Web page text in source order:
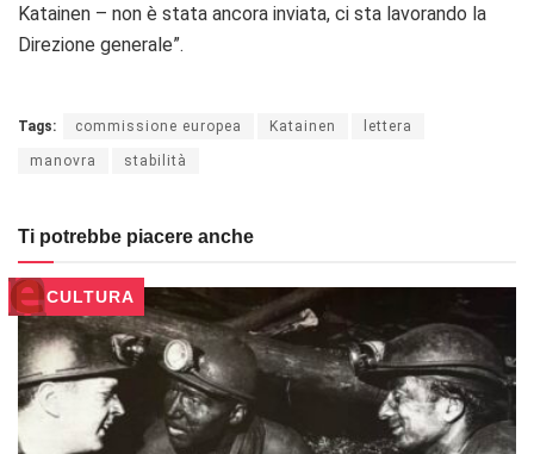
Katainen – non è stata ancora inviata, ci sta lavorando la
Direzione generale”.
Tags: commissione europea Katainen lettera
manovra stabilità
Ti potrebbe piacere anche
CULTURA